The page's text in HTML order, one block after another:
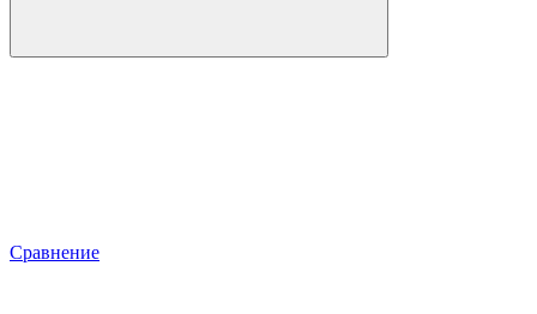
Сравнение